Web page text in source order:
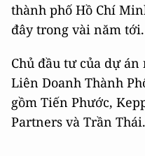
thành phố Hồ Chí
đây trong vài năm tới.
Chủ đầu tư của dự án
Liên Doanh Thành
gồm Tiến Phước,
Partners và Trần Thái.